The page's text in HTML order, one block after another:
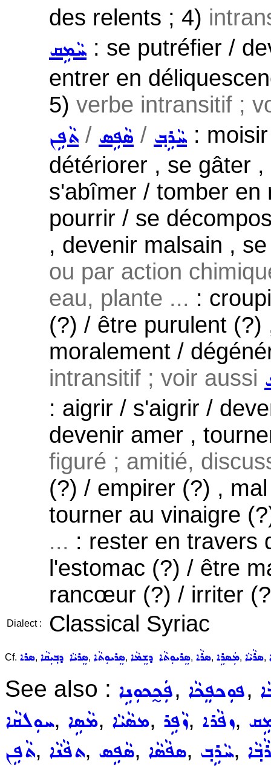
des relents ; 4)
ܚܵܡܹܩ : se putréfier /
entrer en
5) verbe intransitif ;
ܬܵܦܹܢ / ܣܵܦܹܣ / ܚܵܪܹܒ݂ :
détériorer , se gâter
s'abîmer / tomber en
pourrir / se
, devenir malsain ,
ou par action
eau, plante ... :
(?) / être purulent
moralement /
intransitif ; voir aussi
: aigrir / s'aigrir /
devenir amer ,
figuré ; amitié,
(?) / empirer (?) ,
tourner au vinaigre
... : rester en travers
l'estomac (?) / être
rancœur (?) / irriter
Dialect : Classical Syriac
Cf. ܣܪܐ, ܣܸܪܝܵܐ ܕܒ݂ܝܼܩܵܐ, ܣܸܪܝܘܼܬܵܐ, ܣܸܪܝܘܼܬܵܐ ܕܫܸܡܵܐ, ܣܪܵܐ, ܡܲܣܪܹܐ, ܣܪܵܝܵܐ,
See also : ܦܲܟ̰ܟܘܼܢܹܐ, ܦܘܼܟܦܸܟܵܐ,
ܚܘܼܠܩܵܐ, ܡܵܣܹܐ, ܡܣܵܝܵܐ, ܙܵܦܹܪ, ܙܦܵܪܐ,
ܬܵܦܹܢ, ܬܦܵܢܵܐ, ܣܵܦܹܣ, ܣܦܵܣܵܐ, ܚܵܪܹܒ݂,